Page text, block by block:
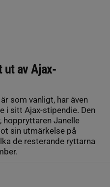
ut av Ajax-
som vanligt, har även
i sitt Ajax-stipendie. Den
hoppryttaren Janelle
sin utmärkelse på
de resterande ryttarna